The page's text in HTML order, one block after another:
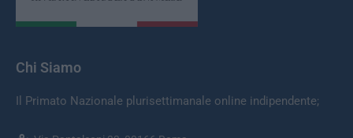
Chi Siamo
Il Primato Nazionale plurisettimanale online indipendente;